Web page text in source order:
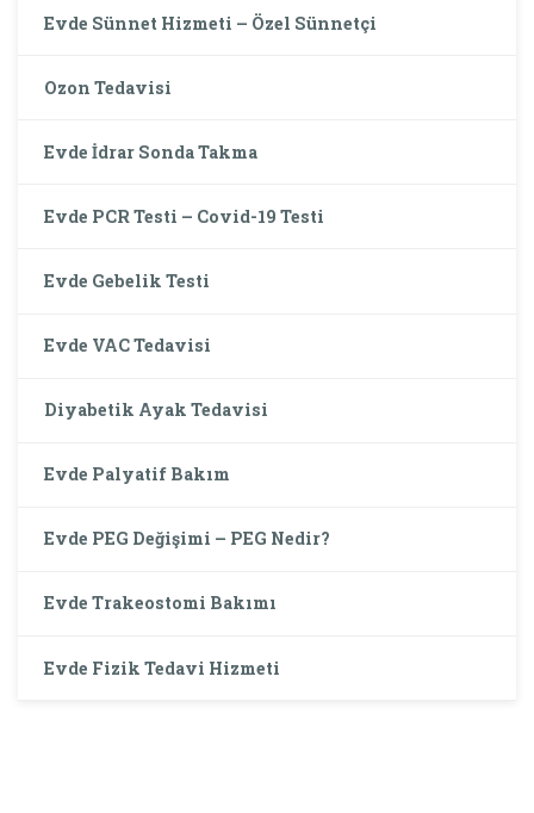
Evde Sünnet Hizmeti – Özel Sünnetçi
Ozon Tedavisi
Evde İdrar Sonda Takma
Evde PCR Testi – Covid-19 Testi
Evde Gebelik Testi
Evde VAC Tedavisi
Diyabetik Ayak Tedavisi
Evde Palyatif Bakım
Evde PEG Değişimi – PEG Nedir?
Evde Trakeostomi Bakımı
Evde Fizik Tedavi Hizmeti